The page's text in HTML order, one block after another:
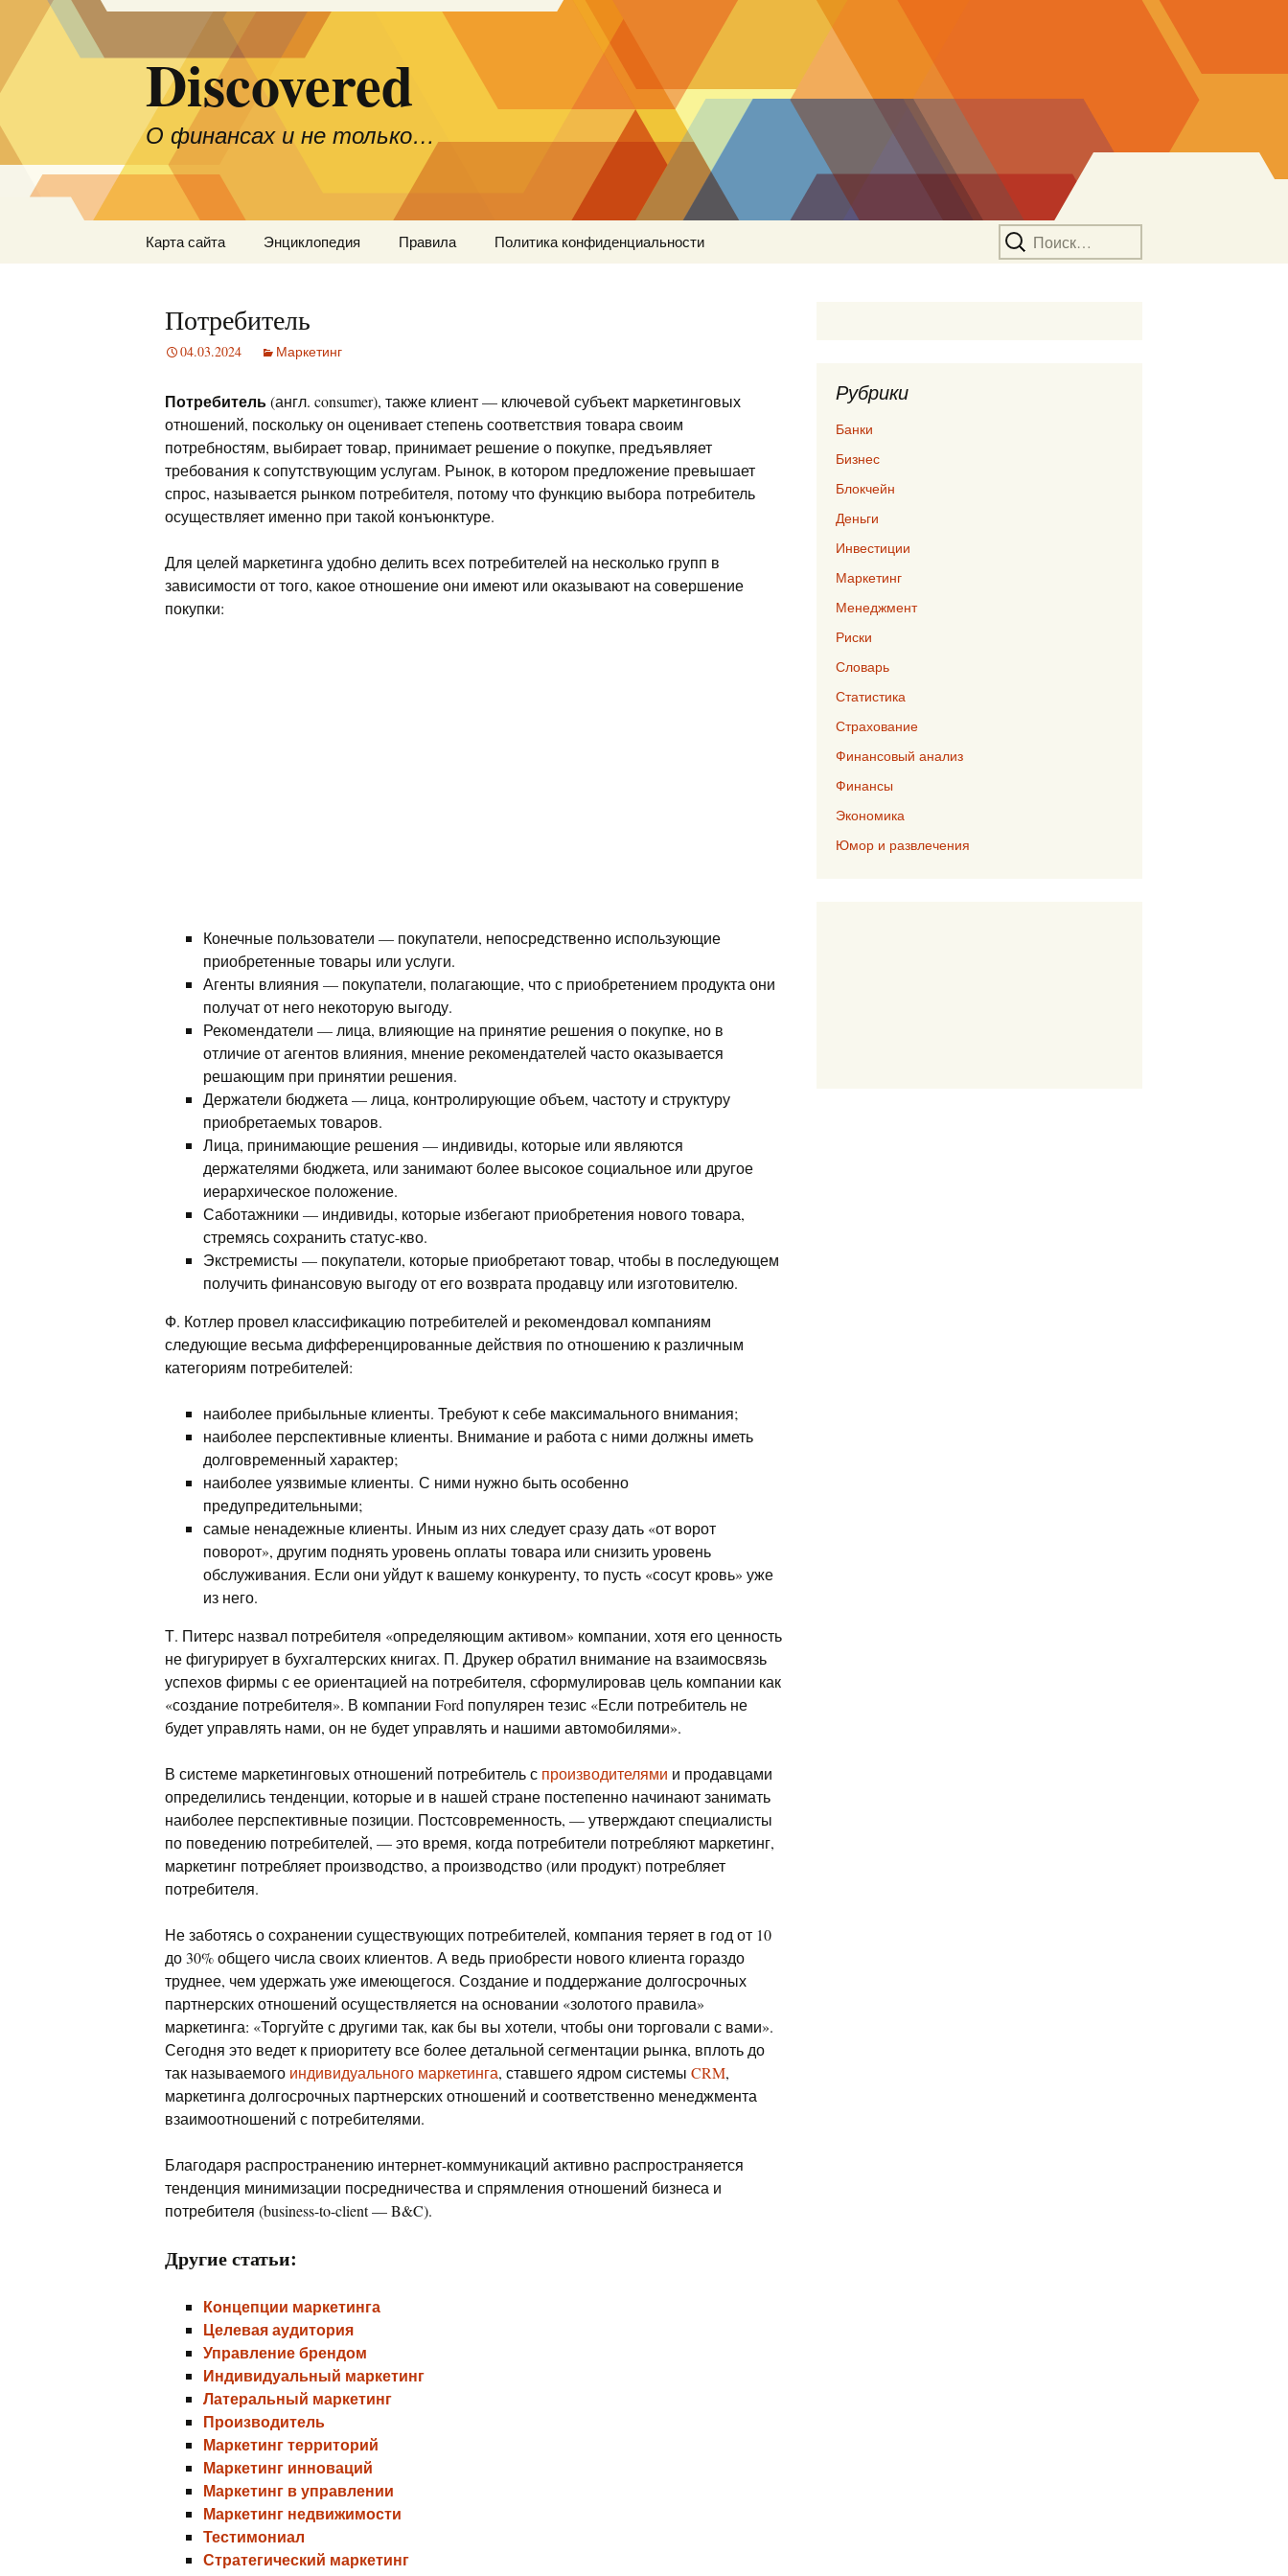
Discovered
О финансах и не только…
Карта сайта Энциклопедия Правила Политика конфиденциальности Найти:
Потребитель
04.03.2024 Маркетинг
Потребитель(англ. consumer), также клиент — ключевой субъект маркетинговых
отношений, поскольку он оценивает степень соответствия товара своим
потребностям, выбирает товар, принимает решение о покупке, предъявляет
требования к сопутствующим услугам. Рынок, в котором предложение превышает
спрос, называется рынком потребителя, потому что функцию выбора потребитель
осуществляет именно при такой конъюнктуре.
Для целей маркетинга удобно делить всех потребителей на несколько групп в
зависимости от того, какое отношение они имеют или оказывают на совершение
покупки:
Конечные пользователи — покупатели, непосредственно использующие
приобретенные товары или услуги.
Агенты влияния — покупатели, полагающие, что с приобретением продукта они
получат от него некоторую выгоду.
Рекомендатели — лица, влияющие на принятие решения о покупке, но в
отличие от агентов влияния, мнение рекомендателей часто оказывается
решающим при принятии решения.
Держатели бюджета — лица, контролирующие объем, частоту и структуру
приобретаемых товаров.
Лица, принимающие решения — индивиды, которые или являются
держателями бюджета, или занимают более высокое социальное или другое
иерархическое положение.
Саботажники — индивиды, которые избегают приобретения нового товара,
стремясь сохранить статус-кво.
Экстремисты — покупатели, которые приобретают товар, чтобы в последующем
получить финансовую выгоду от его возврата продавцу или изготовителю.
Ф. Котлер провел классификацию потребителей и рекомендовал компаниям
следующие весьма дифференцированные действия по отношению к различным
категориям потребителей:
наиболее прибыльные клиенты. Требуют к себе максимального внимания;
наиболее перспективные клиенты. Внимание и работа с ними должны иметь
долговременный характер;
наиболее уязвимые клиенты. С ними нужно быть особенно
предупредительными;
самые ненадежные клиенты. Иным из них следует сразу дать «от ворот
поворот», другим поднять уровень оплаты товара или снизить уровень
обслуживания. Если они уйдут к вашему конкуренту, то пусть «сосут кровь» уже
из него.
Т. Питерс назвал потребителя «определяющим активом» компании, хотя его ценность
не фигурирует в бухгалтерских книгах. П. Друкер обратил внимание на взаимосвязь
успехов фирмы с ее ориентацией на потребителя, сформулировав цель компании как
«создание потребителя». В компании Ford популярен тезис «Если потребитель не
будет управлять нами, он не будет управлять и нашими автомобилями».
В системе маркетинговых отношений потребитель с производителями и продавцами
определились тенденции, которые и в нашей стране постепенно начинают занимать
наиболее перспективные позиции. Постсовременность, — утверждают специалисты
по поведению потребителей, — это время, когда потребители потребляют маркетинг,
маркетинг потребляет производство, а производство (или продукт) потребляет
потребителя.
Не заботясь о сохранении существующих потребителей, компания теряет в год от 10
до 30% общего числа своих клиентов. А ведь приобрести нового клиента гораздо
труднее, чем удержать уже имеющегося. Создание и поддержание долгосрочных
партнерских отношений осуществляется на основании «золотого правила»
маркетинга: «Торгуйте с другими так, как бы вы хотели, чтобы они торговали с вами».
Сегодня это ведет к приоритету все более детальной сегментации рынка, вплоть до
так называемого индивидуального маркетинга, ставшего ядром системы CRM,
маркетинга долгосрочных партнерских отношений и соответственно менеджмента
взаимоотношений с потребителями.
Благодаря распространению интернет-коммуникаций активно распространяется
тенденция минимизации посредничества и спрямления отношений бизнеса и
потребителя (business-to-client — B&C).
Другие статьи:
Концепции маркетинга
Целевая аудитория
Управление брендом
Индивидуальный маркетинг
Латеральный маркетинг
Производитель
Маркетинг территорий
Маркетинг инноваций
Маркетинг в управлении
Маркетинг недвижимости
Тестимониал
Стратегический маркетинг
Рубрики
Банки
Бизнес
Блокчейн
Деньги
Инвестиции
Маркетинг
Менеджмент
Риски
Словарь
Статистика
Страхование
Финансовый анализ
Финансы
Экономика
Юмор и развлечения